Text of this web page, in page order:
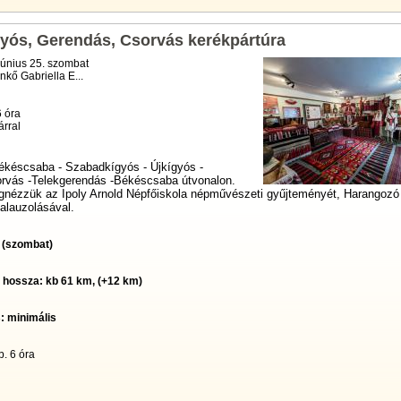
Gerendás, Csorvás kerékpártúra
25. szombat
Gabriella E...
óra
- Szabadkígyós - Újkígyós -
-Telekgerendás -Békéscsaba útvonalon.
az Ipoly Arnold Népfőiskola népművészeti gyűjteményét,
kb 61 km, (+12 km)
minimális
6 óra